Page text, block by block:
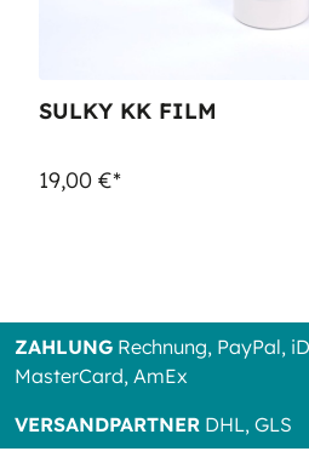
SULKY KK FILM
19,00 €*
ZAHLUNG Rechnung, PayPal,
MasterCard, AmEx
VERSANDPARTNER DHL, GLS